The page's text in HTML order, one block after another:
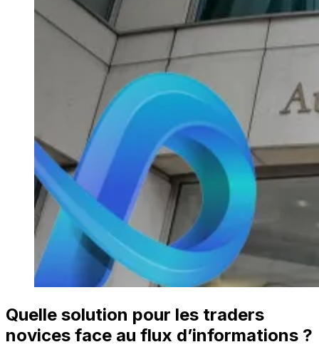
Quelle solution pour les traders
novices face au flux d’informations ?